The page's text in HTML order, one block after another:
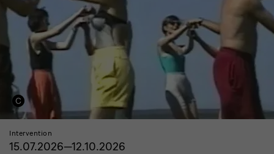
Intervention
15.07.2026—12.10.2026